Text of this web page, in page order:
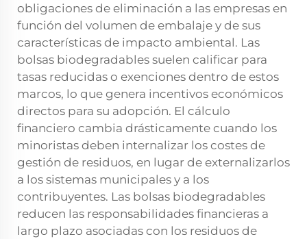
obligaciones de eliminación a las empresas en
función del volumen de embalaje y de sus
características de impacto ambiental. Las
bolsas biodegradables suelen calificar para
tasas reducidas o exenciones dentro de estos
marcos, lo que genera incentivos económicos
directos para su adopción. El cálculo
financiero cambia drásticamente cuando los
minoristas deben internalizar los costes de
gestión de residuos, en lugar de externalizarlos
a los sistemas municipales y a los
contribuyentes. Las bolsas biodegradables
reducen las responsabilidades financieras a
largo plazo asociadas con los residuos de